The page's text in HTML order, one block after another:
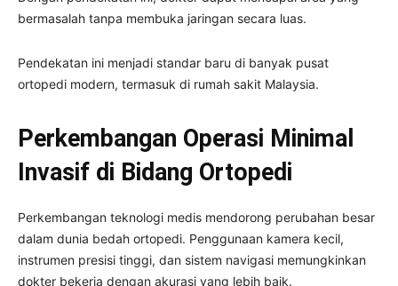
bermasalah tanpa membuka jaringan secara luas.
Pendekatan ini menjadi standar baru di banyak pusat
ortopedi modern, termasuk di rumah sakit Malaysia.
Perkembangan Operasi Minimal
Invasif di Bidang Ortopedi
Perkembangan teknologi medis mendorong perubahan besar
dalam dunia bedah ortopedi. Penggunaan kamera kecil,
instrumen presisi tinggi, dan sistem navigasi memungkinkan
dokter bekerja dengan akurasi yang lebih baik.